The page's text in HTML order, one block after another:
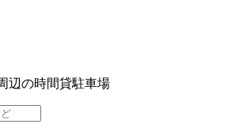
辺の時間貸駐車場